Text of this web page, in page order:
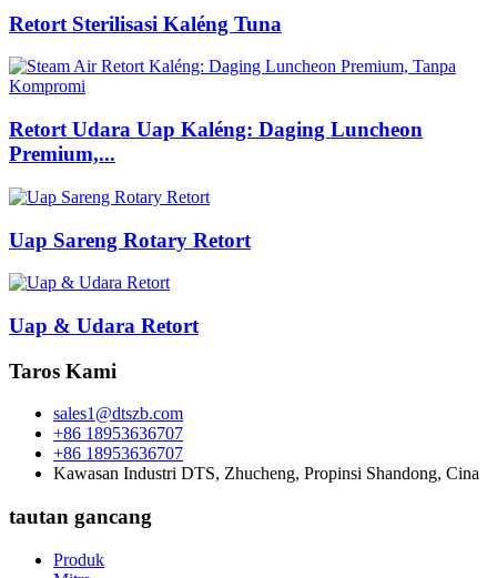
Retort Sterilisasi Kaléng Tuna
Retort Udara Uap Kaléng: Daging Luncheon
Premium,...
Uap Sareng Rotary Retort
Uap & Udara Retort
Taros Kami
sales1@dtszb.com
+86 18953636707
+86 18953636707
Kawasan Industri DTS, Zhucheng, Propinsi Shandong, Cina
tautan gancang
Produk